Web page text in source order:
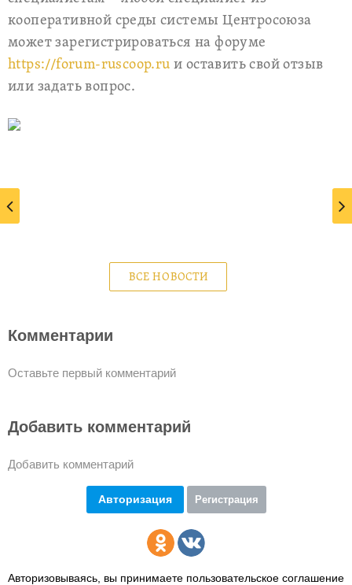
кооперативной среды системы Центросоюза
может зарегистрироваться на форуме
https://forum-ruscoop.ru и оставить свой отзыв
или задать вопрос.
ВСЕ НОВОСТИ
Комментарии
Оставьте первый комментарий
Добавить комментарий
Добавить комментарий
Авторизация Регистрация
Авторизовываясь, вы принимаете пользовательское соглашение